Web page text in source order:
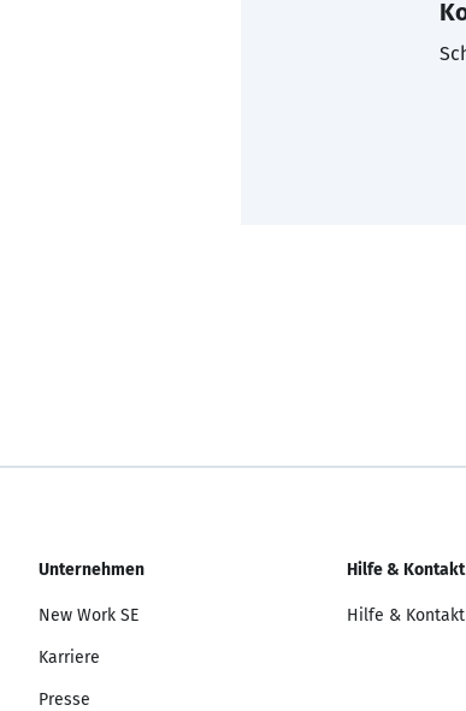
Unternehmen
New Work SE
Karriere
Presse
Hilfe & Kontakt
Hilfe & Kontakt